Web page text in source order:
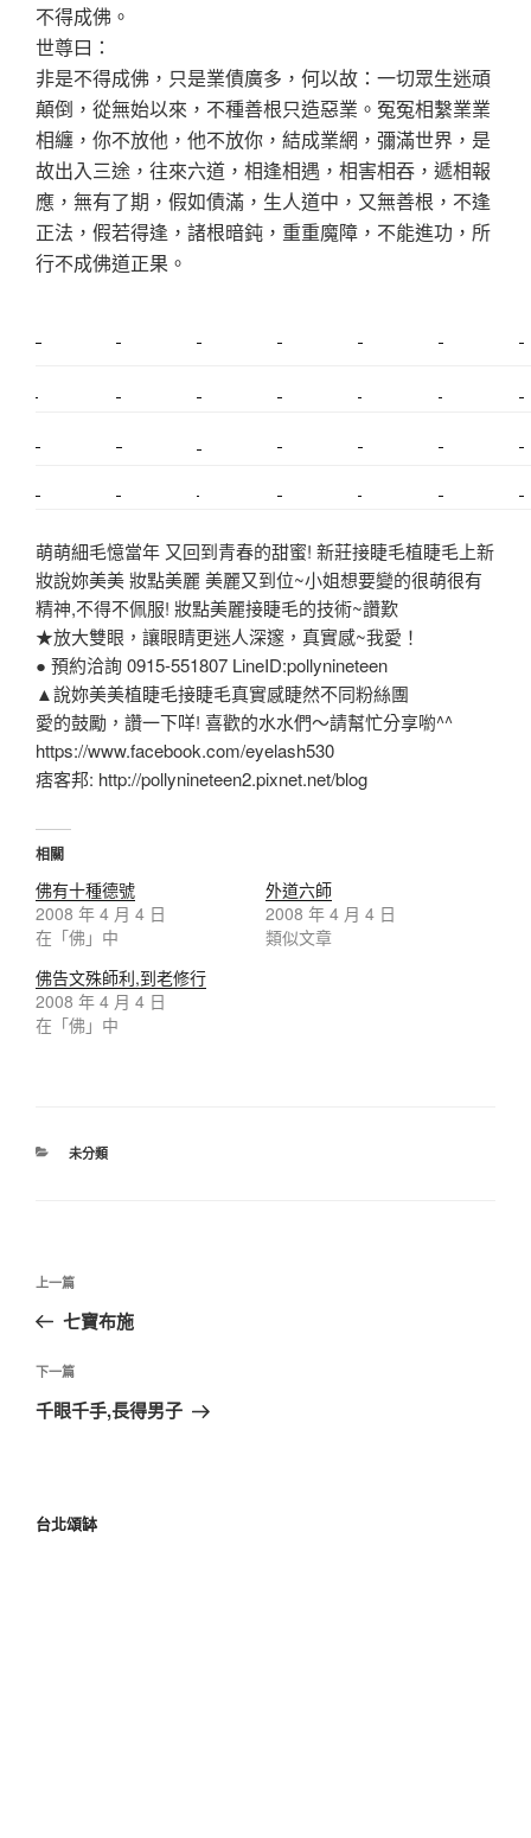
不得成佛。
世尊曰：
非是不得成佛，只是業債廣多，何以故：一切眾生迷頑
顛倒，從無始以來，不種善根只造惡業。冤冤相繫業業
相纏，你不放他，他不放你，結成業網，彌滿世界，是
故出入三途，往來六道，相逢相遇，相害相吞，遞相報
應，無有了期，假如債滿，生人道中，又無善根，不逢
正法，假若得逢，諸根暗鈍，重重魔障，不能進功，所
行不成佛道正果。
萌萌細毛憶當年 又回到青春的甜蜜! 新莊接睫毛植睫毛上新
妝說妳美美 妝點美麗 美麗又到位~小姐想要變的很萌很有
精神,不得不佩服! 妝點美麗接睫毛的技術~讚歎
★放大雙眼，讓眼睛更迷人深邃，真實感~我愛！
● 預約洽詢 0915-551807 LineID:pollynineteen
▲說妳美美植睫毛接睫毛真實感睫然不同粉絲團
愛的鼓勵，讚一下咩! 喜歡的水水們～請幫忙分享喲^^
https://www.facebook.com/eyelash530
痞客邦: http://pollynineteen2.pixnet.net/blog
相關
佛有十種德號
2008 年 4 月 4 日
在「佛」中
外道六師
2008 年 4 月 4 日
類似文章
佛告文殊師利,到老修行
2008 年 4 月 4 日
在「佛」中
未分類
上一篇
七寶布施
下一篇
千眼千手,長得男子
台北頌缽